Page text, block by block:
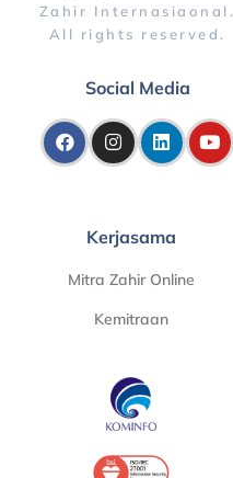
Zahir Internasiaonal.
All rights reserved.
Social Media
Kerjasama
Mitra Zahir Online
Kemitraan